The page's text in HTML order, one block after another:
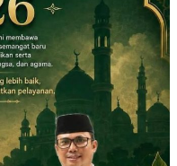
Ketua DPRD
Rahayu Fauzi hadiri
Berangkat Bersama